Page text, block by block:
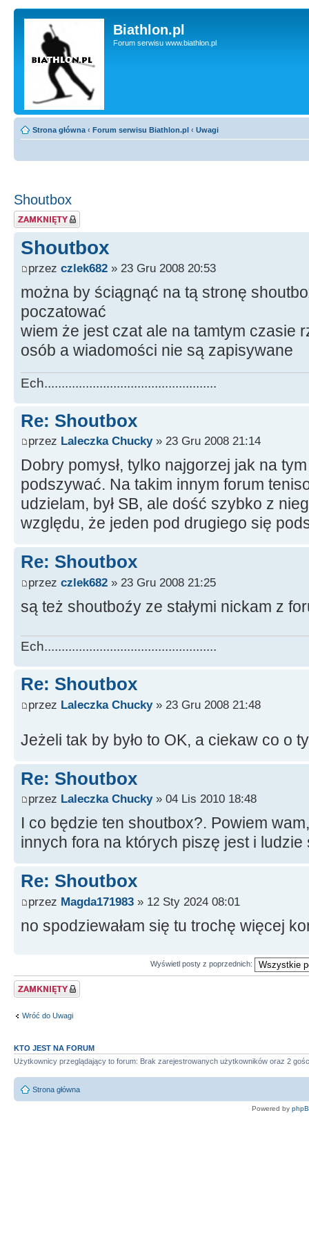
Biathlon.pl
Forum serwisu www.biathlon.pl
Strona główna ‹ Forum serwisu Biathlon.pl ‹ Uwagi
Shoutbox
Zablokowany temat
Shoutbox
przez czlek682 » 23 Gru 2008 20:53
można by ściągnąć na tą stronę
poczatować
wiem że jest czat ale na tamtym czasie
osób a wiadomości nie są zapisywane
Ech..................................................
Re: Shoutbox
przez Laleczka Chucky» 23 Gru 2008 21:14
Dobry pomysł, tylko najgorzej jak na
podszywać. Na takim innym forum
udzielam, był SB, ale dość szybko z
względu, że jeden pod drugiego się
Re: Shoutbox
przez czlek682 » 23 Gru 2008 21:25
są też shoutboźy ze stałymi nickam z
Ech..................................................
Re: Shoutbox
przez Laleczka Chucky» 23 Gru 2008 21:48
Jeżeli tak by było to OK, a ciekaw co o
Re: Shoutbox
przez Laleczka Chucky» 04 Lis 2010 18:48
I co będzie ten shoutbox?. Powiem
innych fora na których piszę jest i
Re: Shoutbox
przez Magda171983 » 12 Sty 2024 08:01
no spodziewałam się tu trochę więcej
Wyświetl posty z poprzednich:
Zablokowany temat
Wróć do Uwagi
KTO JEST NA FORUM
Użytkownicy przeglądający to forum: Brak zarejestrowanych użytkowników oraz 2
Strona główna
Powered by